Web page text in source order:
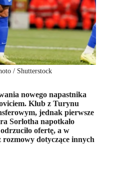
/ Shutterstock
nowego napastnika
Klub z Turynu
jednak pierwsze
Sorlotha napotkało
ofertę, a w
dotyczące innych